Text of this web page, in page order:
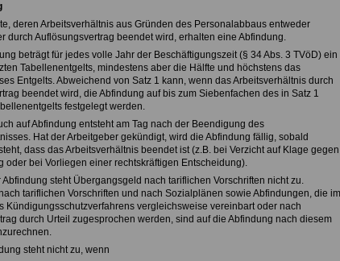
deren Arbeitsverhältnis aus Gründen des Personalabbaus entweder
durch Auflösungsvertrag beendet wird, erhalten eine Abfindung.
beträgt für jedes volle Jahr der Beschäftigungszeit (§ 34 Abs. 3 TVöD) ein
Tabellenentgelts, mindestens aber die Hälfte und höchstens das
Entgelts. Abweichend von Satz 1 kann, wenn das Arbeitsverhältnis durch
beendet wird, die Abfindung auf bis zum Siebenfachen des in Satz 1
festgelegt werden.
auf Abfindung entsteht am Tag nach der Beendigung des
Hat der Arbeitgeber gekündigt, wird die Abfindung fällig, sobald
dass das Arbeitsverhältnis beendet ist (z.B. bei Verzicht auf Klage gegen
oder bei Vorliegen einer rechtskräftigen Entscheidung).
steht Übergangsgeld nach tariflichen Vorschriften nicht zu.
tariflichen Vorschriften und nach Sozialplänen sowie Abfindungen, die im
Kündigungsschutzverfahrens vergleichsweise vereinbart oder nach
durch Urteil zugesprochen werden, sind auf die Abfindung nach diesem
steht nicht zu, wenn